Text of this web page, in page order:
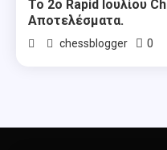
Το 2ο Rapid Ιουλίου
Αποτελέσματα.
chessblogger 0